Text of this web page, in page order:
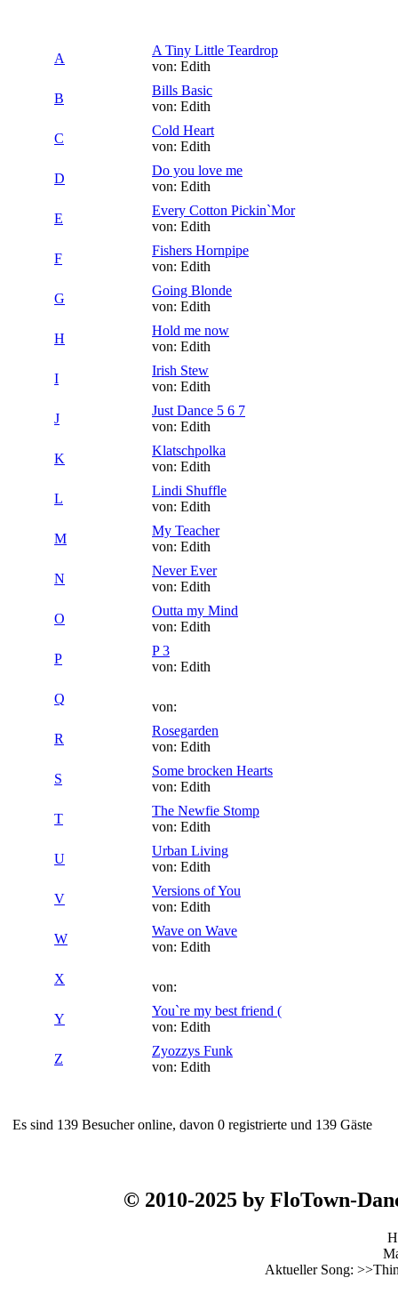
A
A Tiny Little Teardrop
von: Edith
B
Bills Basic
von: Edith
C
Cold Heart
von: Edith
D
Do you love me
von: Edith
E
Every Cotton Pickin`Mor
von: Edith
F
Fishers Hornpipe
von: Edith
G
Going Blonde
von: Edith
H
Hold me now
von: Edith
I
Irish Stew
von: Edith
J
Just Dance 5 6 7
von: Edith
K
Klatschpolka
von: Edith
L
Lindi Shuffle
von: Edith
M
My Teacher
von: Edith
N
Never Ever
von: Edith
O
Outta my Mind
von: Edith
P
P 3
von: Edith
Q
von:
R
Rosegarden
von: Edith
S
Some brocken Hearts
von: Edith
T
The Newfie Stomp
von: Edith
U
Urban Living
von: Edith
V
Versions of You
von: Edith
W
Wave on Wave
von: Edith
X
von:
Y
You`re my best friend (
von: Edith
Z
Zyozzys Funk
von: Edith
Es sind 139 Besucher online, davon 0 registrierte und 139 Gäste
© 2010-2025 by FloTown-
Aktueller Song: